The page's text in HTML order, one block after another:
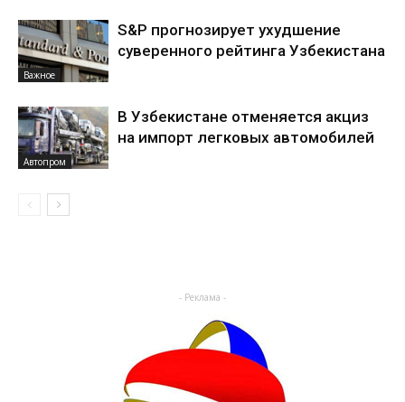
Важное
S&P прогнозирует ухудшение
суверенного рейтинга Узбекистана
Автопром
В Узбекистане отменяется акциз
на импорт легковых автомобилей
- Реклама -